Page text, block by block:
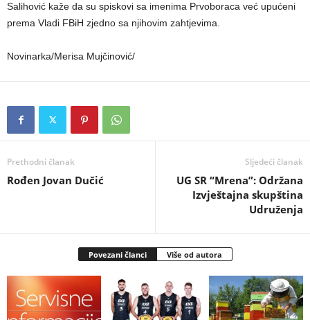
Salihović kaže da su spiskovi sa imenima Prvoboraca već upućeni
prema Vladi FBiH zjedno sa njihovim zahtjevima.
Novinarka/Merisa Mujčinović/
Prethodni članak
Rođen Jovan Dučić
Sljedeći članak
UG SR “Mrena”: Održana
Izvještajna skupština
Udruženja
Povezani članci Više od autora